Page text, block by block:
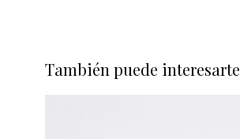
También puede interesarte